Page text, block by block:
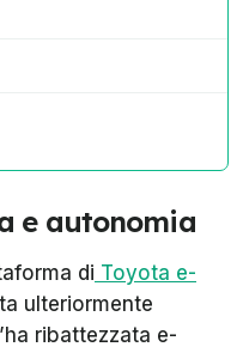
e autonomia
di Toyota e-
ulteriormente
ribattezzata e-